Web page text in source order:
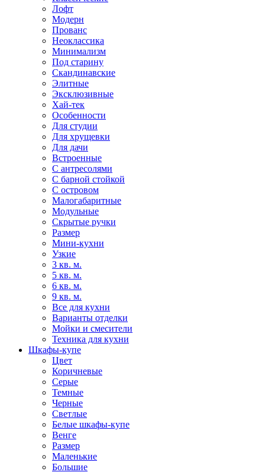
Лофт
Модерн
Прованс
Неоклассика
Минимализм
Под старину
Скандинавские
Элитные
Эксклюзивные
Хай-тек
Особенности
Для студии
Для хрущевки
Для дачи
Встроенные
С антресолями
С барной стойкой
С островом
Малогабаритные
Модульные
Скрытые ручки
Размер
Мини-кухни
Узкие
3 кв. м.
5 кв. м.
6 кв. м.
9 кв. м.
Все для кухни
Варианты отделки
Мойки и смесители
Техника для кухни
Шкафы-купе
Цвет
Коричневые
Серые
Темные
Черные
Светлые
Белые шкафы-купе
Венге
Размер
Маленькие
Большие